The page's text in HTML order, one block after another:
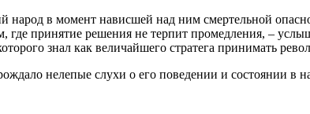
народ в момент нависшей над ним смертельной
где принятие решения не терпит промедления, –
знал как величайшего стратега принимать
нелепые слухи о его поведении и состоянии в